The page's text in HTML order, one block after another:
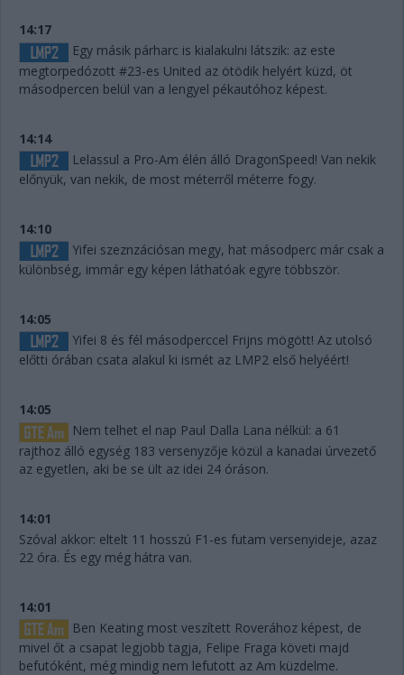
14:17
Egy másik párharc is kialakulni látszik: az este
megtorpedózott #23-es United az ötödik helyért küzd, öt
másodpercen belül van a lengyel pékautóhoz képest.
14:14
Lelassul a Pro-Am élén álló DragonSpeed! Van nekik
előnyük, van nekik, de most méterről méterre fogy.
14:10
Yifei szeznzációsan megy, hat másodperc már csak a
különbség, immár egy képen láthatóak egyre többször.
14:05
Yifei 8 és fél másodperccel Frijns mögött! Az utolsó
előtti órában csata alakul ki ismét az LMP2 első helyéért!
14:05
Nem telhet el nap Paul Dalla Lana nélkül: a 61
rajthoz álló egység 183 versenyzője közül a kanadai úrvezető
az egyetlen, aki be se ült az idei 24 óráson.
14:01
Szóval akkor: eltelt 11 hosszú F1-es futam versenyideje, azaz
22 óra. És egy még hátra van.
14:01
Ben Keating most veszített Roverához képest, de
mivel őt a csapat legjobb tagja, Felipe Fraga követi majd
befutóként, még mindig nem lefutott az Am küzdelme.